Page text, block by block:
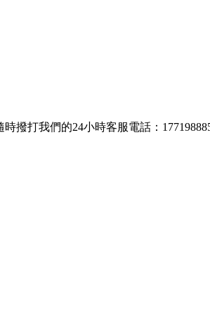
撥打我們的24小時客服電話：